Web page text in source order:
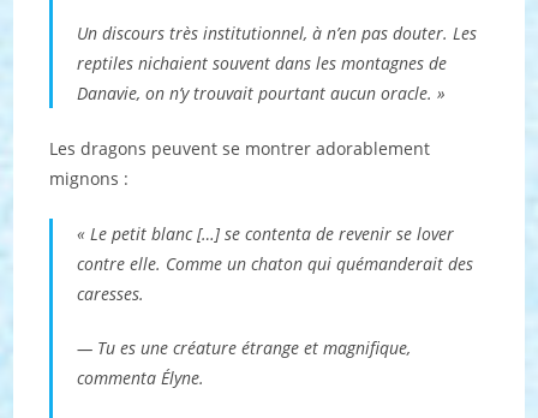
Un discours très institutionnel, à n’en pas douter. Les
reptiles nichaient souvent dans les montagnes de
Danavie, on n’y trouvait pourtant aucun oracle. »
Les dragons peuvent se montrer adorablement
mignons :
« Le petit blanc […] se contenta de revenir se lover
contre elle. Comme un chaton qui quémanderait des
caresses.
— Tu es une créature étrange et magnifique,
commenta Élyne.